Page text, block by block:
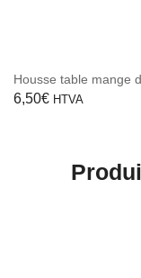
Housse table mange
6,50€ HTVA